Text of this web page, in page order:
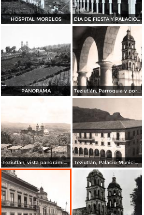
HOSPITAL MORELOS DIA DE FIESTA Y PALACIO MPL.
PANORAMA Teziutlán, Parroquia y portales
Teziutlán, vista panorámica Teziutlán, Palacio Municipal